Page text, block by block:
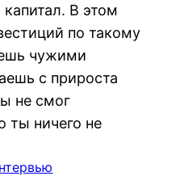
В этом
по такому
чужими
с прироста
не смог
ты ничего не